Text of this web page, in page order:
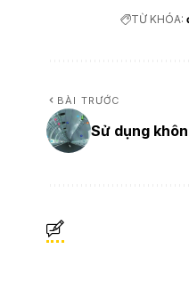
TỪ KHÓA:
BÀI TRƯỚC
Sử dụng